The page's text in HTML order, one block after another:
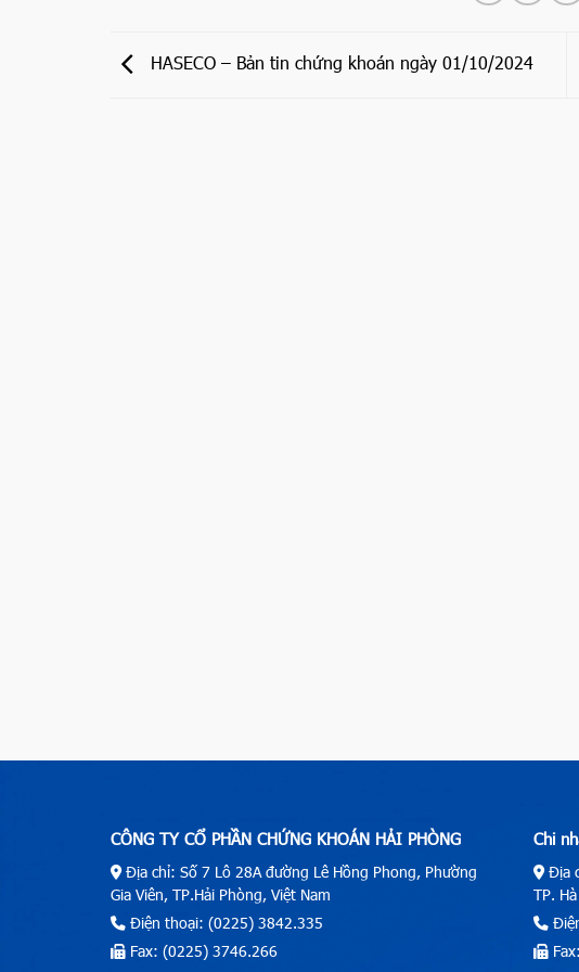
HASECO – Bản tin chứng khoán ngày 01/10/2024
CÔNG TY CỔ PHẦN CHỨNG KHOÁN HẢI PHÒNG
Địa chỉ: Số 7 Lô 28A đường Lê Hồng Phong, Phường
Gia Viên, TP.Hải Phòng, Việt Nam
Điện thoại: (0225) 3842.335
Fax: (0225) 3746.266
Chi
Địa
TP.